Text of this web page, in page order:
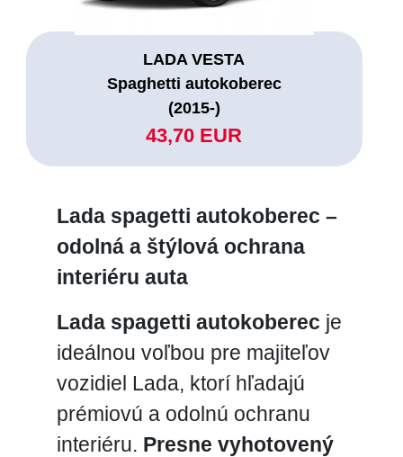
LADA VESTA
Spaghetti autokoberec
(2015-)
43,70 EUR
Lada spagetti autokoberec –
odolná a štýlová ochrana
interiéru auta
Lada spagetti autokoberec je
ideálnou voľbou pre majiteľov
vozidiel Lada, ktorí hľadajú
prémiovú a odolnú ochranu
interiéru. Presne vyhotovený